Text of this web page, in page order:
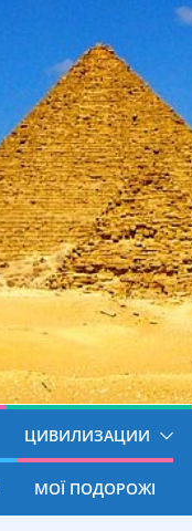
ЦИВИЛИЗАЦИИ
МОЇ ПОДОРОЖІ